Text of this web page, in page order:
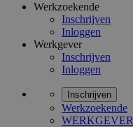
Werkzoekende
Inschrijven
Inloggen
Werkgever
Inschrijven
Inloggen
Inschrijven
Werkzoekende
WERKGEVER